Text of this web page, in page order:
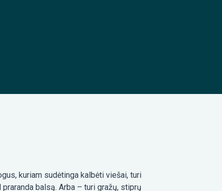
kuriam sudėtinga kalbėti viešai, turi
balsą. Arba – turi gražų, stiprų